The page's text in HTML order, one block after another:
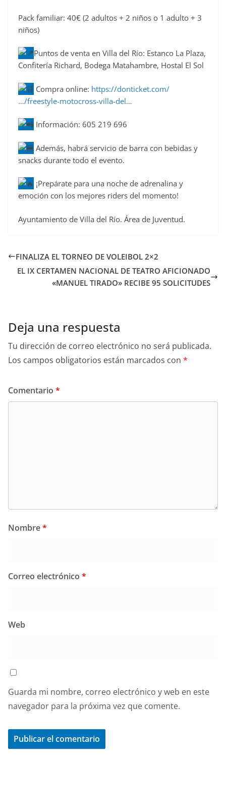
Pack familiar: 40€ (2 adultos + 2 niños o 1 adulto + 3
niños)
Puntos de venta en Villa del Río: Estanco La Plaza,
Confitería Richard, Bodega Matahambre, Hostal El Sol
Compra online: https://donticket.com/
…/freestyle-motocross-villa-del…
Información: 605 219 696
Además, habrá servicio de barra con bebidas y
snacks durante todo el evento.
¡Prepárate para una noche de adrenalina y
emoción con los mejores riders del momento!
Ayuntamiento de Villa del Río. Área de Juventud.
FINALIZA EL TORNEO DE VOLEIBOL 2×2
EL IX CERTAMEN NACIONAL DE TEATRO AFICIONADO
«MANUEL TIRADO» RECIBE 95 SOLICITUDES
Deja una respuesta
Tu dirección de correo electrónico no será publicada.
Los campos obligatorios están marcados con *
Comentario *
Nombre*
Correo electrónico *
Web
Guarda mi nombre, correo electrónico y web en este
navegador para la próxima vez que comente.